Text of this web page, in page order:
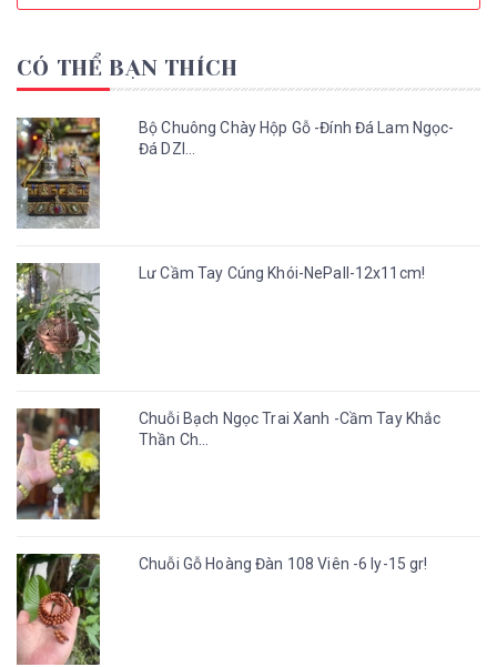
CÓ THỂ BẠN THÍCH
Bộ Chuông Chày Hộp Gỗ -Đính Đá Lam Ngọc-
Đá DZI...
Lư Cầm Tay Cúng Khói-NePall-12x11cm!
Chuỗi Bạch Ngọc Trai Xanh -Cầm Tay Khắc
Thần Ch...
Chuỗi Gỗ Hoàng Đàn 108 Viên -6 ly-15 gr!